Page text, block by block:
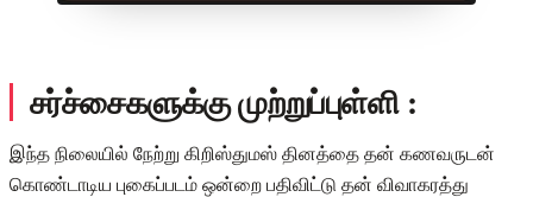
சர்ச்சைகளுக்கு முற்றுப்புள்ளி :
இந்த நிலையில் நேற்று கிறிஸ்துமஸ் தினத்தை தன் கணவருடன்
கொண்டாடிய புகைப்படம் ஒன்றை பதிவிட்டு தன் விவாகரத்து